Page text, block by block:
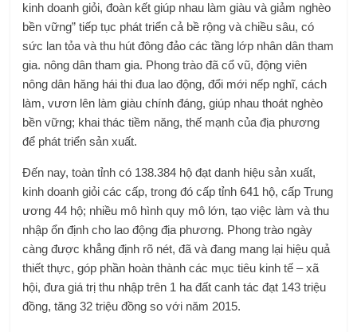
kinh doanh giỏi, đoàn kết giúp nhau làm giàu và giảm nghèo
bền vững” tiếp tục phát triển cả bề rộng và chiều sâu, có
sức lan tỏa và thu hút đông đảo các tầng lớp nhân dân tham
gia. nông dân tham gia. Phong trào đã cổ vũ, động viên
nông dân hăng hái thi đua lao động, đổi mới nếp nghĩ, cách
làm, vươn lên làm giàu chính đáng, giúp nhau thoát nghèo
bền vững; khai thác tiềm năng, thế mạnh của địa phương
để phát triển sản xuất.
Đến nay, toàn tỉnh có 138.384 hộ đạt danh hiệu sản xuất,
kinh doanh giỏi các cấp, trong đó cấp tỉnh 641 hộ, cấp Trung
ương 44 hộ; nhiều mô hình quy mô lớn, tạo việc làm và thu
nhập ổn định cho lao động địa phương. Phong trào ngày
càng được khẳng định rõ nét, đã và đang mang lại hiệu quả
thiết thực, góp phần hoàn thành các mục tiêu kinh tế – xã
hội, đưa giá trị thu nhập trên 1 ha đất canh tác đạt 143 triệu
đồng, tăng 32 triệu đồng so với năm 2015.